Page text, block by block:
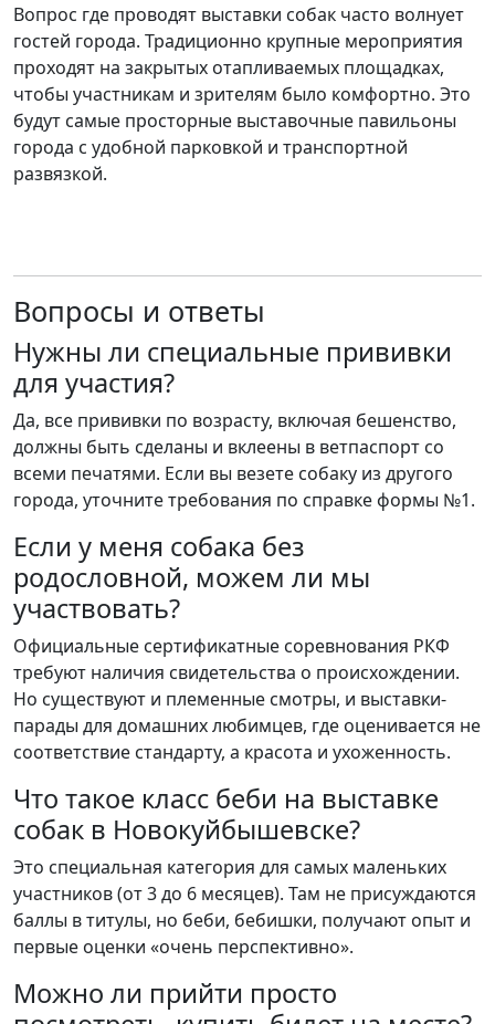
Вопрос где проводят выставки собак часто волнует
гостей города. Традиционно крупные мероприятия
проходят на закрытых отапливаемых площадках,
чтобы участникам и зрителям было комфортно. Это
будут самые просторные выставочные павильоны
города с удобной парковкой и транспортной
развязкой.
Вопросы и ответы
Нужны ли специальные прививки
для участия?
Да, все прививки по возрасту, включая бешенство,
должны быть сделаны и вклеены в ветпаспорт со
всеми печатями. Если вы везете собаку из другого
города, уточните требования по справке формы №1.
Если у меня собака без
родословной, можем ли мы
участвовать?
Официальные сертификатные соревнования РКФ
требуют наличия свидетельства о происхождении.
Но существуют и племенные смотры, и выставки-
парады для домашних любимцев, где оценивается не
соответствие стандарту, а красота и ухоженность.
Что такое класс беби на выставке
собак в Новокуйбышевске?
Это специальная категория для самых маленьких
участников (от 3 до 6 месяцев). Там не присуждаются
баллы в титулы, но беби, бебишки, получают опыт и
первые оценки «очень перспективно».
Можно ли прийти просто